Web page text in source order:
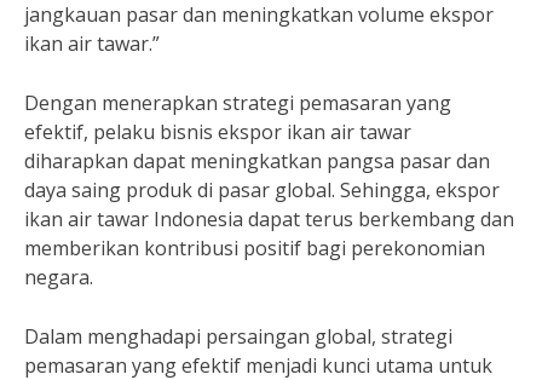
jangkauan pasar dan meningkatkan volume ekspor
ikan air tawar.”
Dengan menerapkan strategi pemasaran yang
efektif, pelaku bisnis ekspor ikan air tawar
diharapkan dapat meningkatkan pangsa pasar dan
daya saing produk di pasar global. Sehingga, ekspor
ikan air tawar Indonesia dapat terus berkembang dan
memberikan kontribusi positif bagi perekonomian
negara.
Dalam menghadapi persaingan global, strategi
pemasaran yang efektif menjadi kunci utama untuk